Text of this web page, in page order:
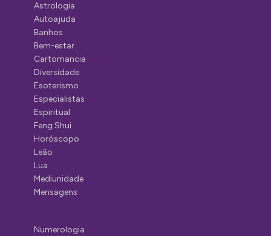
Astrologia
Autoajuda
Banhos
Bem-estar
Cartomancia
Diversidade
Esoterismo
Especialistas
Espiritual
Feng Shui
Horóscopo
Leão
Lua
Mediunidade
Mensagens
Numerologia